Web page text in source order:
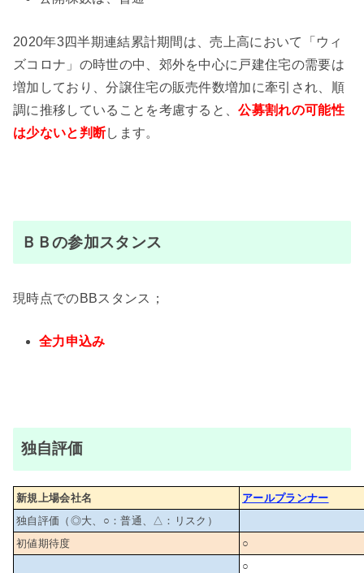
2020年3四半期連結累計期間は、売上高において「ウィ
ズコロナ」の時世の中、郊外を中心に戸建住宅の需要は
増加しており、分譲住宅の販売件数増加に牽引され、順
調に推移していることを考慮すると、公募割れの可能性
は少ないと判断します。
ＢＢの参加スタンス
現時点でのBBスタンス；
全力申込み
独自評価
新規上場会社名
アールプランナー
独自評価（◎大、○：普通、△：リスク）
初値期待度
○
○